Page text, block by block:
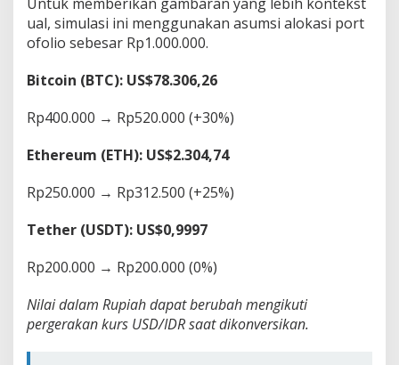
ual, simulasi ini menggunakan asumsi alokasi port
ofolio sebesar Rp1.000.000.
Bitcoin (BTC): US$78.306,26
Rp400.000 → Rp520.000 (+30%)
Ethereum (ETH): US$2.304,74
Rp250.000 → Rp312.500 (+25%)
Tether (USDT): US$0,9997
Rp200.000 → Rp200.000 (0%)
Nilai dalam Rupiah dapat berubah mengikuti
pergerakan kurs USD/IDR saat dikonversikan.